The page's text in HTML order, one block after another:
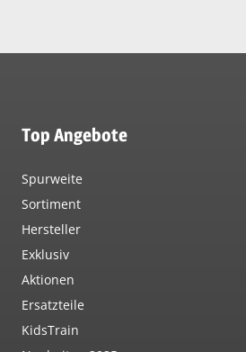
Top Angebote
Spurweite
Sortiment
Hersteller
Exklusiv
Aktionen
Ersatzteile
KidsTrain